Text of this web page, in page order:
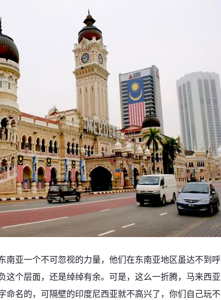
南亚一个不可忽视的力量，他们在东南亚地区虽达不到呼
这个层面，还是绰绰有余。可是，这么一折腾，马来西亚
命名的，可隔壁的印度尼西亚就不高兴了，你们自己玩不